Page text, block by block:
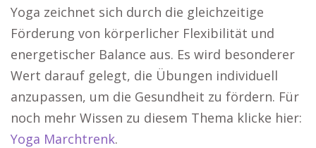
Yoga zeichnet sich durch die gleichzeitige
Förderung von körperlicher Flexibilität und
energetischer Balance aus. Es wird besonderer
Wert darauf gelegt, die Übungen individuell
anzupassen, um die Gesundheit zu fördern. Für
noch mehr Wissen zu diesem Thema klicke hier:
Yoga Marchtrenk.